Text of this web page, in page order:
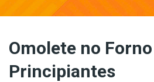
Omolete no
Principiantes